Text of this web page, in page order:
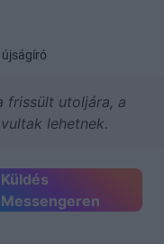
frissült utoljára, a
lehetnek.
Küldés
Messengeren